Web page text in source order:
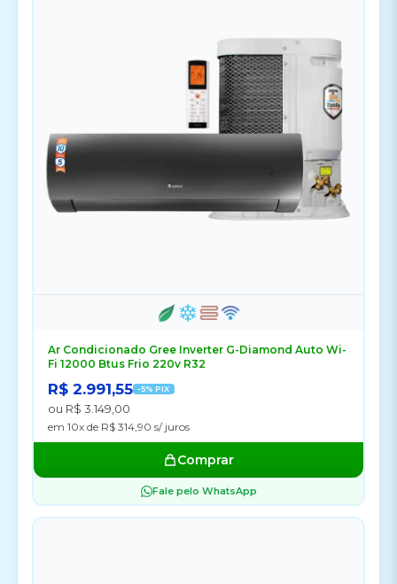
Ar Condicionado Gree Inverter G-Diamond Auto Wi-
Fi 12000 Btus Frio 220v R32
R$ 2.991,55 -5% PIX
ou R$ 3.149,00
em 10x de R$ 314,90 s/ juros
Comprar
Fale pelo WhatsApp